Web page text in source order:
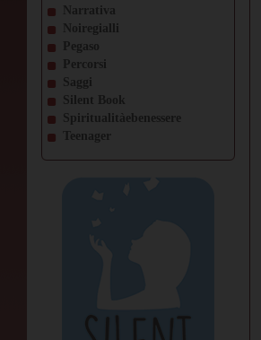
Narrativa
Noiregialli
Pegaso
Percorsi
Saggi
Silent Book
Spiritualitàebenessere
Teenager